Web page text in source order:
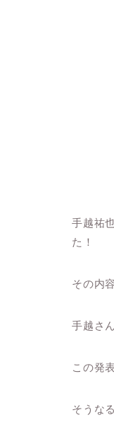
手越祐
た！
その内
手越さ
この発
そうな